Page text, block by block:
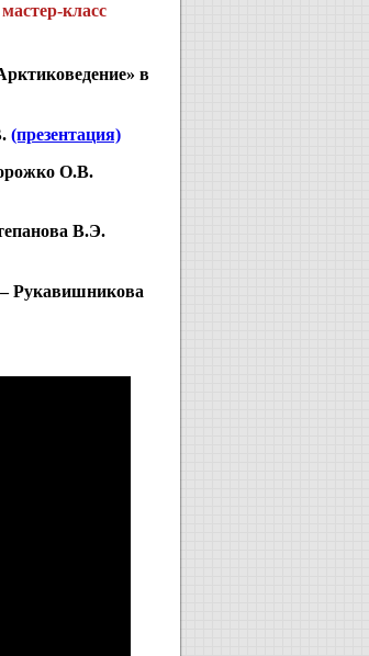
класс
в
(презентация)
О.В.
В.Э.
Рукавишникова